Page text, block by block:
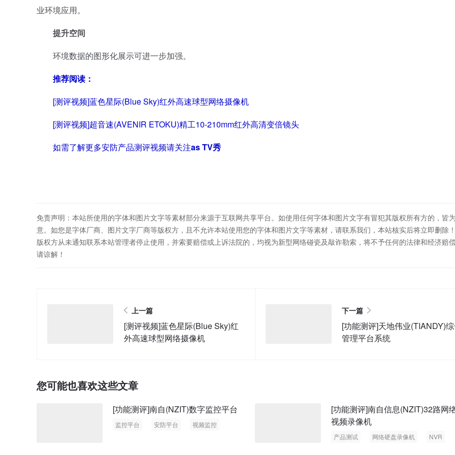
业环境应用。
提升空间
环境数据的图形化展示可进一步加强。
推荐阅读：
[测评视频]蓝色星际(Blue Sky)红外高速球型网络摄像机
[测评视频]超音速(AVENIR ETOKU)精工10-210mm红外高清变倍镜头
如需了解更多安防产品测评视频请关注as TV秀
免责声明：本站所使用的字体和图片文字等素材部分来源于互联网共享平台。如使用任何字体和图片文字有冒犯其版权所有方的，皆
意。如您是字体厂商、图片文字厂商等版权方，且不允许本站使用您的字体和图片文字等素材，请联系我们，本站核实后将立即删除
版权方从未通知联系本站管理者停止使用，并索要赔偿或上诉法院的，均视为新型网络碰瓷及敲诈勒索，将不予任何的法律和经济赔
请谅解！
上一篇
[测评视频]蓝色星际(Blue Sky)红
外高速球型网络摄像机
下一篇
[功能测评]天地伟业(TIANDY)
管理平台系统
您可能也喜欢这些文章
[功能测评]南自(NZIT)数字监控平台
监控平台 安防平台 视频监控
[功能测评]南自信息(NZIT)32路网
视频录像机
产品测试 网络硬盘录像机
NVR